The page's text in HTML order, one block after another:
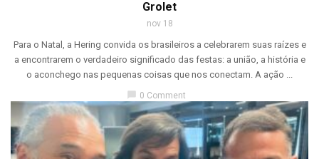
Grolet
nov 18
Para o Natal, a Hering convida os brasileiros a celebrarem suas raízes e
a encontrarem o verdadeiro significado das festas: a união, a história e
o aconchego nas pequenas coisas que nos conectam. A ação ...
0 Comment